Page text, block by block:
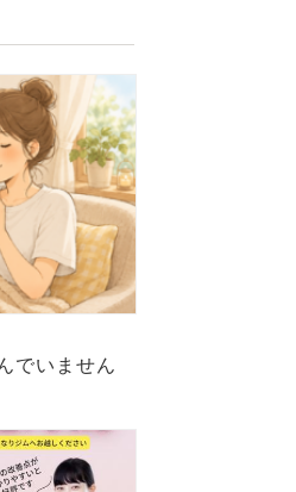
楽々ピラティス新刊
でいません
く～新しい体験を